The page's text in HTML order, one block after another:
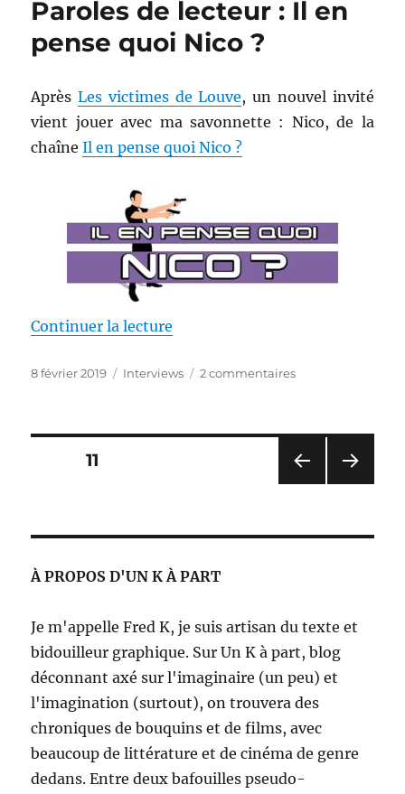
2019
Paroles de lecteur : Il en
pense quoi Nico ?
AprèsLes victimes de Louve, un nouvel invité
vient jouer avec ma savonnette : Nico, de la
chaîneIl en pense quoi Nico ?
Continuer la lecture
Publié
8 février 2019 Catégories
Interviews 2 commentairessur
Il
en
Nico
Pagination
publications
CÉD
PAGE11
ANT
À PROPOS D'UN K À PART
Je m'appelle Fred K, je suis artisan du texte et
bidouilleur graphique. Sur Un K à part, blog
déconnant axé sur l'imaginaire (un peu) et
l'imagination (surtout), on trouvera des
chroniques de bouquins et de films, avec
beaucoup de littérature et de cinéma de genre
dedans. Entre deux bafouilles pseudo-